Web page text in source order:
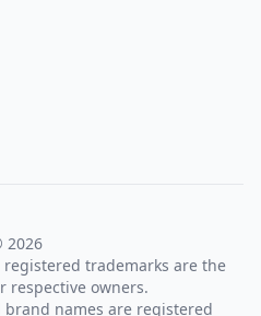
2026
trademarks are the
respective owners.
names are registered